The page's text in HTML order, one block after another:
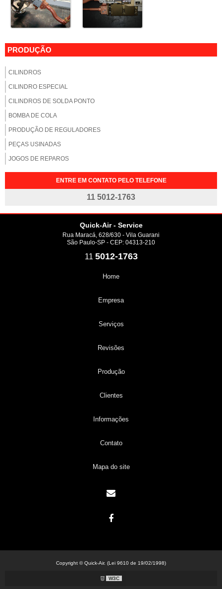
PRODUÇÃO
CILINDROS
CILINDRO ESPECIAL
CILINDROS DE SOLDA PONTO
BOMBA DE COLA
PRODUÇÃO DE REGULADORES
PEÇAS USINADAS
JOGOS DE REPAROS
ENTRE EM CONTATO PELO TELEFONE
11 5012-1763
Quick-Air - Service
Rua Maracá, 628/630 - Vila Guarani
São Paulo-SP - CEP: 04313-210
11 5012-1763
Home
Empresa
Serviços
Revisões
Produção
Clientes
Informações
Contato
Mapa do site
Copyright © Quick-Air. (Lei 9610 de 19/02/1998)
W3C